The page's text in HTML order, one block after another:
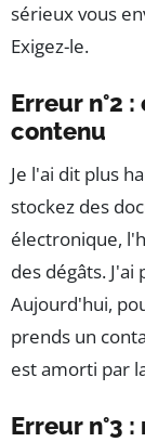
sérieux vous
Exigez-le.
Erreur n°2
contenu
Je l'ai dit plus
stockez des
électronique,
des dégâts.
Aujourd'hui,
prends un
est amorti par
Erreur n°3